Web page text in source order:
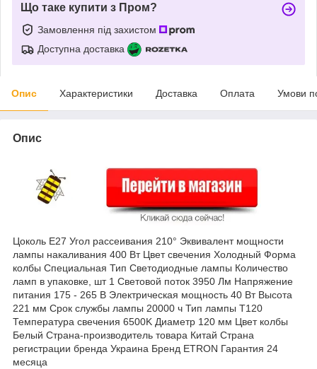
Що таке купити з Пром?
Замовлення під захистом
Доступна доставка
Опис Характеристики Доставка Оплата Умови
Опис
Цоколь E27 Угол рассеивания 210° Эквивалент мощности
лампы накаливания 400 Вт Цвет свечения Холодный Форма
колбы Специальная Тип Светодиодные лампы Количество
ламп в упаковке, шт 1 Световой поток 3950 Лм Напряжение
питания 175 - 265 В Электрическая мощность 40 Вт Высота
221 мм Срок службы лампы 20000 ч Тип лампы T120
Температура свечения 6500K Диаметр 120 мм Цвет колбы
Белый Страна-производитель товара Китай Страна
регистрации бренда Украина Бренд ETRON Гарантия 24
месяца